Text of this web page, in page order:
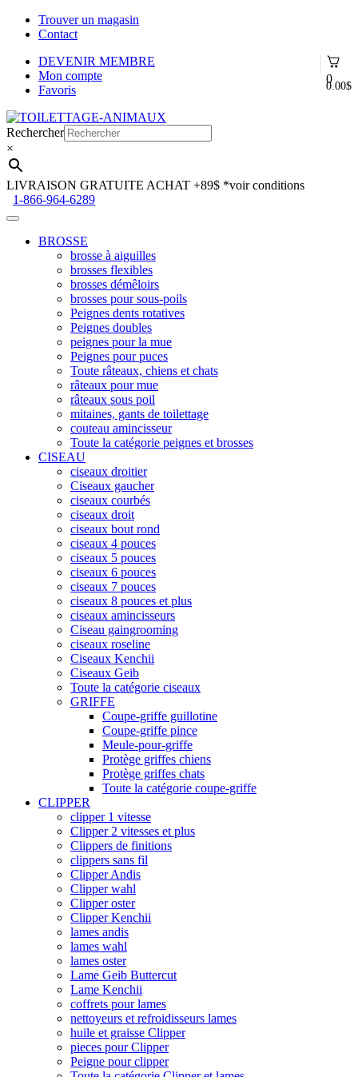
Trouver un magasin
Contact
0
0.00$
DEVENIR MEMBRE
Mon compte
Favoris
Aller
à
la
navigation
Aller
au
contenu
Rechercher
×
LIVRAISON GRATUITE ACHAT +89$ *voir conditions
1-866-964-6289
BROSSE
brosse à aiguilles
brosses flexibles
brosses démêloirs
brosses pour sous-poils
Peignes dents rotatives
Peignes doubles
peignes pour la mue
Peignes pour puces
Toute râteaux, chiens et chats
râteaux pour mue
râteaux sous poil
mitaines, gants de toilettage
couteau amincisseur
Toute la catégorie peignes et brosses
CISEAU
ciseaux droitier
Ciseaux gaucher
ciseaux courbés
ciseaux droit
ciseaux bout rond
ciseaux 4 pouces
ciseaux 5 pouces
ciseaux 6 pouces
ciseaux 7 pouces
ciseaux 8 pouces et plus
ciseaux amincisseurs
Ciseau gaingrooming
ciseaux roseline
Ciseaux Kenchii
Ciseaux Geib
Toute la catégorie ciseaux
GRIFFE
Coupe-griffe guillotine
Coupe-griffe pince
Meule-pour-griffe
Protège griffes chiens
Protège griffes chats
Toute la catégorie coupe-griffe
CLIPPER
clipper 1 vitesse
Clipper 2 vitesses et plus
Clippers de finitions
clippers sans fil
Clipper Andis
Clipper wahl
Clipper oster
Clipper Kenchii
lames andis
lames wahl
lames oster
Lame Geib Buttercut
Lame Kenchii
coffrets pour lames
nettoyeurs et refroidisseurs lames
huile et graisse Clipper
pieces pour Clipper
Peigne pour clipper